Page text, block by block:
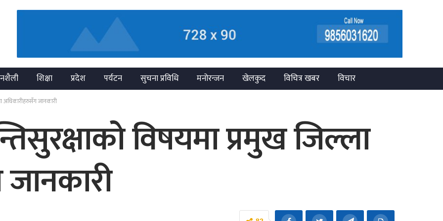
शिक्षा प्रदेश पर्यटन सुचना प्रविधि मनोरन्जन खेलकुद विचित्र खबर
विचार
अधिकारीहरुसँग जानकारी
विषयमा प्रमुख जिल्ला